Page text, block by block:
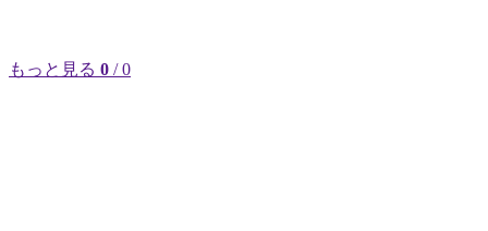
もっと見る 0 / 0